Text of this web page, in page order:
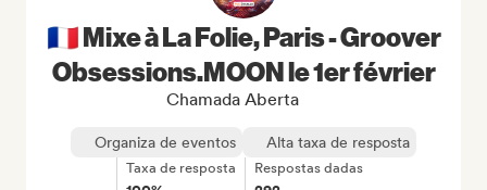
🇫🇷 Mixe à La Folie, Paris - Groover
Obsessions.MOON le 1er février
Chamada Aberta
Organiza de eventos Alta taxa de resposta
Taxa de resposta Respostas dadas